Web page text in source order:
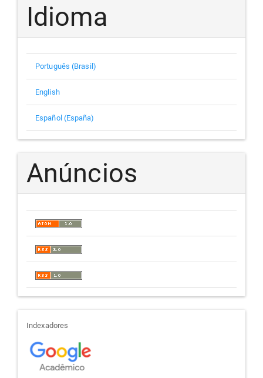
Idioma
Português (Brasil)
English
Español (España)
Anúncios
indexadores
Indexadores